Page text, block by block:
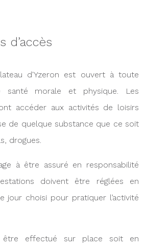
d’accès
d'Yzeron est ouvert à toute
santé morale et physique. Les
accéder aux activités de loisirs
de quelque substance que ce soit
drogues.
à être assuré en responsabilité
doivent être réglées en
jour choisi pour pratiquer l’activité
être effectué sur place soit en